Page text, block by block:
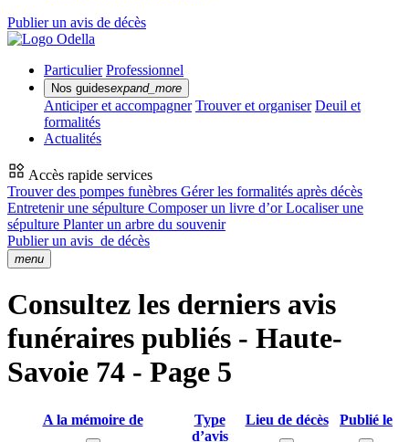
Publier un avis de décès
Particulier Professionnel
Nos guidesexpand_more
Anticiper et accompagner Trouver et organiser Deuil et
formalités
Actualités
Accès rapide services
Trouver des pompes funèbres Gérer les formalités après décès
Entretenir une sépulture Composer un livre d’orLocaliser une
sépulture Planter un arbre du souvenir
Publier un avis de décès
menu
Consultez les derniers avis
funéraires publiés - Haute-
Savoie 74 - Page 5
A la mémoire de
Type
d’avis
Lieu de décès Publié le